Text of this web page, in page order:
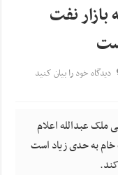
بازار نفت
دیدگاه خود را بیان کنید
ملک عبدالله اعلام
خام به حدی زیاد است